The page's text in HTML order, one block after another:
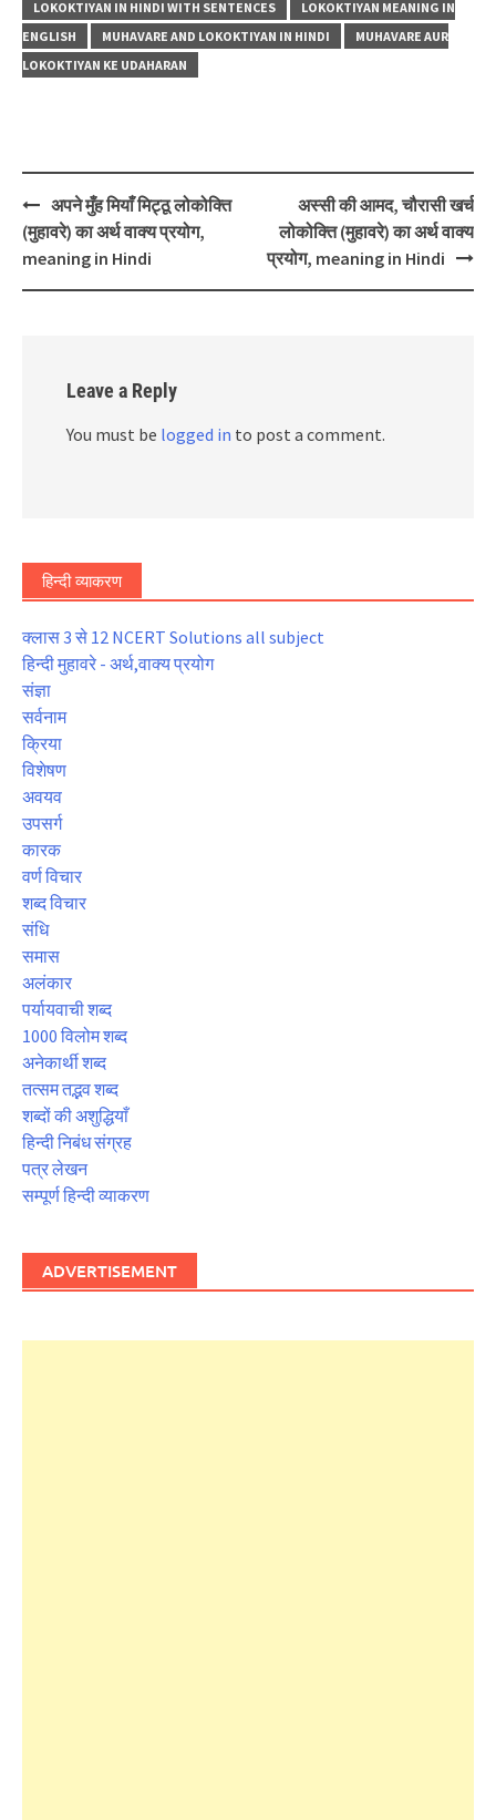
LOKOKTIYAN IN HINDI WITH SENTENCES
LOKOKTIYAN MEANING IN
ENGLISH
MUHAVARE AND LOKOKTIYAN IN HINDI
MUHAVARE AUR
LOKOKTIYAN KE UDAHARAN
Post
navigation
अपने मुँह मियाँ मिट्ठू लोकोक्ति
(मुहावरे) का अर्थ वाक्य प्रयोग,
meaning in Hindi
अस्सी की आमद, चौरासी खर्च
लोकोक्ति (मुहावरे) का अर्थ वाक्य
प्रयोग, meaning in Hindi
Leave a Reply
You must be logged in to post a comment.
हिन्दी व्याकरण
क्लास 3 से 12 NCERT Solutions all subject
हिन्दी मुहावरे - अर्थ,वाक्य प्रयोग
संज्ञा
सर्वनाम
क्रिया
विशेषण
अवयव
उपसर्ग
कारक
वर्ण विचार
शब्द विचार
संधि
समास
अलंकार
पर्यायवाची शब्द
1000 विलोम शब्द
अनेकार्थी शब्द
तत्सम तद्भव शब्द
शब्दों की अशुद्धियाँ
हिन्दी निबंध संग्रह
पत्र लेखन
सम्पूर्ण हिन्दी व्याकरण
ADVERTISEMENT